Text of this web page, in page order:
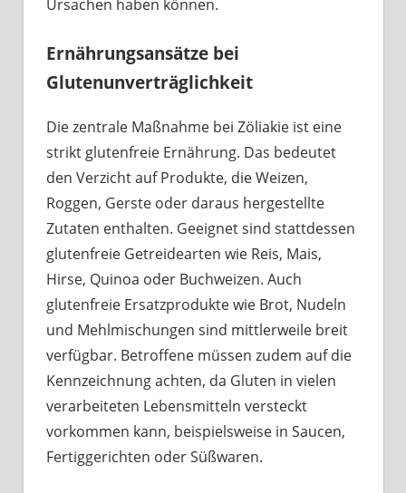
Ursachen haben können.
Ernährungsansätze bei
Glutenunverträglichkeit
Die zentrale Maßnahme bei Zöliakie ist eine
strikt glutenfreie Ernährung. Das bedeutet
den Verzicht auf Produkte, die Weizen,
Roggen, Gerste oder daraus hergestellte
Zutaten enthalten. Geeignet sind stattdessen
glutenfreie Getreidearten wie Reis, Mais,
Hirse, Quinoa oder Buchweizen. Auch
glutenfreie Ersatzprodukte wie Brot, Nudeln
und Mehlmischungen sind mittlerweile breit
verfügbar. Betroffene müssen zudem auf die
Kennzeichnung achten, da Gluten in vielen
verarbeiteten Lebensmitteln versteckt
vorkommen kann, beispielsweise in Saucen,
Fertiggerichten oder Süßwaren.